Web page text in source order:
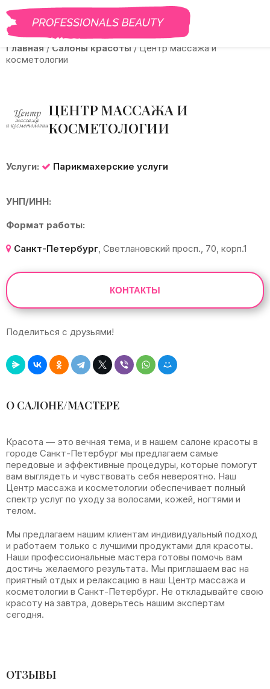
BEAUTY PRO САЛОНЫ ВАКАНСИИ КУРСЫ
Главная / Салоны красоты / Центр массажа и
косметологии
ЦЕНТР МАССАЖА И
КОСМЕТОЛОГИИ
Услуги: Парикмахерские услуги
УНП/ИНН:
Формат работы:
Санкт-Петербург, Светлановский просп., 70, корп.1
КОНТАКТЫ
Поделиться с друзьями!
−
О САЛОНЕ/МАСТЕРЕ
Красота — это вечная тема, и в нашем салоне красоты в
городе Санкт-Петербург мы предлагаем самые
передовые и эффективные процедуры, которые помогут
вам выглядеть и чувствовать себя невероятно. Наш
Центр массажа и косметологии обеспечивает полный
спектр услуг по уходу за волосами, кожей, ногтями и
телом.
Мы предлагаем нашим клиентам индивидуальный подход
и работаем только с лучшими продуктами для красоты.
Наши профессиональные мастера готовы помочь вам
достичь желаемого результата. Мы приглашаем вас на
приятный отдых и релаксацию в наш Центр массажа и
косметологии в Санкт-Петербург. Не откладывайте свою
красоту на завтра, доверьтесь нашим экспертам
сегодня.
ОТЗЫВЫ